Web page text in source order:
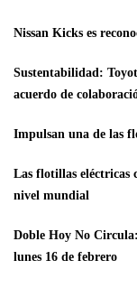
Nissan Kicks es
Sustentabilidad:
acuerdo de
Impulsan una de las
Las flotillas eléctricas
nivel mundial
Doble Hoy No
lunes 16 de febrero